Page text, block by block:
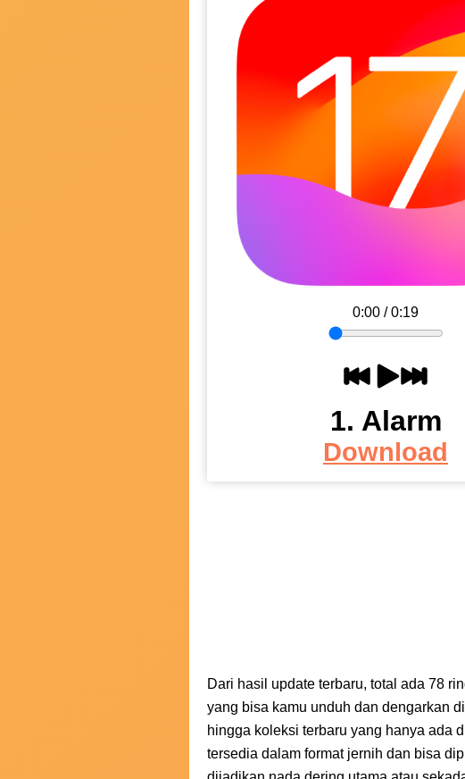
0:00 /0:19
1. Alarm
Download
Dari hasil update terbaru, total ada 78
yang bisa kamu unduh dan dengarkan
hingga koleksi terbaru yang hanya ada
tersedia dalam format jernih dan bisa